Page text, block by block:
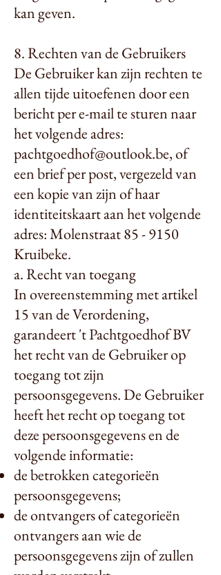
kan geven.
8. Rechten van de Gebruikers
De Gebruiker kan zijn rechten te
allen tijde uitoefenen door een
bericht per e-mail te sturen naar
het volgende adres:
pachtgoedhof@outlook.be, of
een brief per post, vergezeld van
een kopie van zijn of haar
identiteitskaart aan het volgende
adres: Molenstraat 85 - 9150
Kruibeke.
a. Recht van toegang
In overeenstemming met artikel
15 van de Verordening,
garandeert 't Pachtgoedhof BV
het recht van de Gebruiker op
toegang tot zijn
persoonsgegevens. De Gebruiker
heeft het recht op toegang tot
deze persoonsgegevens en de
volgende informatie:
de betrokken categorieën
persoonsgegevens;
de ontvangers of categorieën
ontvangers aan wie de
persoonsgegevens zijn of zullen